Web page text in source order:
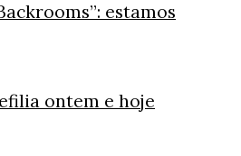
estamos
ontem e hoje